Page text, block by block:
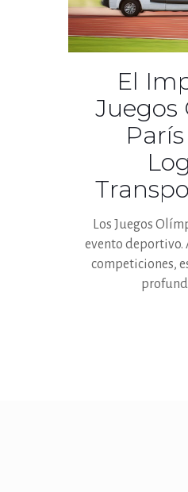
El
Juegos
Los Juegos
evento deportivo.
competiciones,